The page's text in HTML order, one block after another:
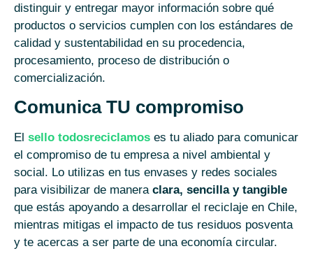
distinguir y entregar mayor información sobre qué
productos o servicios cumplen con los estándares de
calidad y sustentabilidad en su procedencia,
procesamiento, proceso de distribución o
comercialización.
Comunica TU compromiso
El sello todosreciclamos es tu aliado para comunicar
el compromiso de tu empresa a nivel ambiental y
social. Lo utilizas en tus envases y redes sociales
para visibilizar de maneraclara, sencilla y tangible
que estás apoyando a desarrollar el reciclaje en Chile,
mientras mitigas el impacto de tus residuos posventa
y te acercas a ser parte de una economía circular.